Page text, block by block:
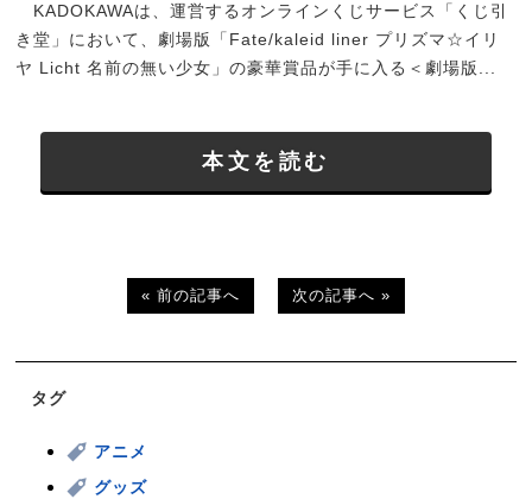
KADOKAWAは、運営するオンラインくじサービス「くじ引
き堂」において、劇場版「Fate/kaleid liner プリズマ☆イリ
ヤ Licht 名前の無い少女」の豪華賞品が手に入る＜劇場版...
本文を読む
« 前の記事へ 次の記事へ »
タグ
アニメ
グッズ